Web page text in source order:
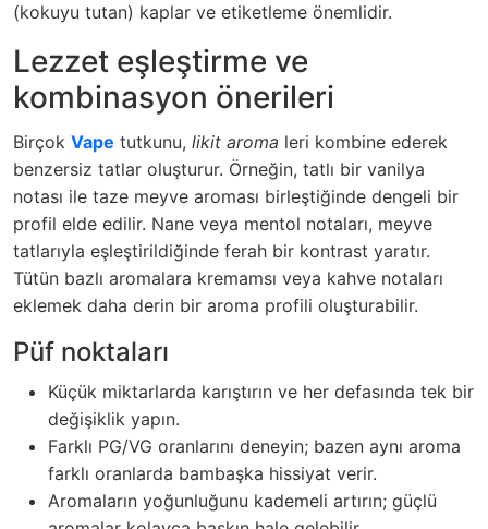
(kokuyu tutan) kaplar ve etiketleme önemlidir.
Lezzet eşleştirme ve
kombinasyon önerileri
Birçok Vape tutkunu, likit aroma leri kombine ederek
benzersiz tatlar oluşturur. Örneğin, tatlı bir vanilya
notası ile taze meyve aroması birleştiğinde dengeli bir
profil elde edilir. Nane veya mentol notaları, meyve
tatlarıyla eşleştirildiğinde ferah bir kontrast yaratır.
Tütün bazlı aromalara kremamsı veya kahve notaları
eklemek daha derin bir aroma profili oluşturabilir.
Püf noktaları
Küçük miktarlarda karıştırın ve her defasında tek bir
değişiklik yapın.
Farklı PG/VG oranlarını deneyin; bazen aynı aroma
farklı oranlarda bambaşka hissiyat verir.
Aromaların yoğunluğunu kademeli artırın; güçlü